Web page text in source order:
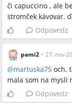
či capuccino , ale
stromček kávovar.
Odpovedz
pami2 • 27. nov
@martuska75 och,
mala som na mysli
Odpovedz